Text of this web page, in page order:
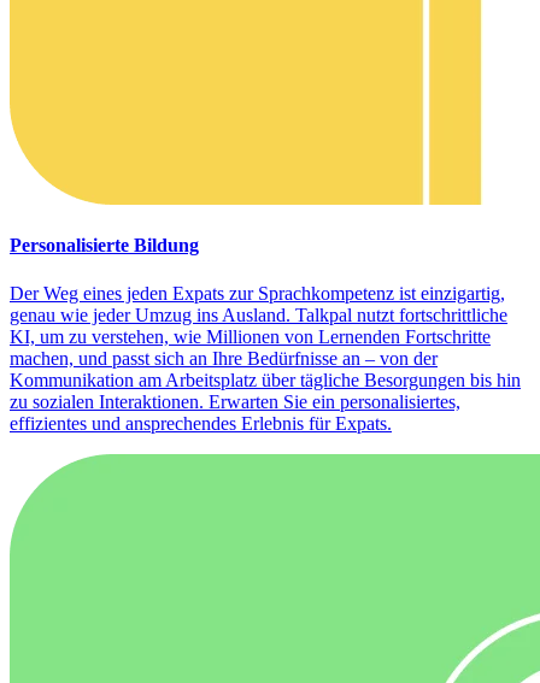
Personalisierte Bildung
Der Weg eines jeden Expats zur Sprachkompetenz ist einzigartig,
genau wie jeder Umzug ins Ausland. Talkpal nutzt fortschrittliche
KI, um zu verstehen, wie Millionen von Lernenden Fortschritte
machen, und passt sich an Ihre Bedürfnisse an – von der
Kommunikation am Arbeitsplatz über tägliche Besorgungen bis hin
zu sozialen Interaktionen. Erwarten Sie ein personalisiertes,
effizientes und ansprechendes Erlebnis für Expats.